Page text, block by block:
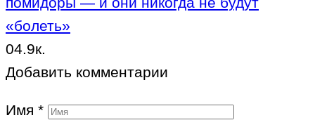
«болеть»
04.9к.
Добавить комментарии
Имя *